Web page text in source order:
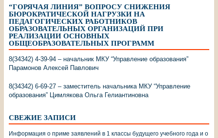
“ГОРЯЧАЯ ЛИНИЯ” ВОПРОСУ СНИЖЕНИЯ
БЮРОКРАТИЧЕСКОЙ НАГРУЗКИ НА
ПЕДАГОГИЧЕСКИХ РАБОТНИКОВ
ОБРАЗОВАТЕЛЬНЫХ ОРГАНИЗАЦИЙ ПРИ
РЕАЛИЗАЦИИ ОСНОВНЫХ
ОБЩЕОБРАЗОВАТЕЛЬНЫХ ПРОГРАММ
8(34342) 4-39-94 – начальник МКУ “Управление образования”
Парамонов Алексей Павлович
8(34342) 6-69-27 – заместитель начальника МКУ “Управление
образования” Цимлякова Ольга Гелиантиновна
СВЕЖИЕ ЗАПИСИ
Информация о приме заявлений в 1 классы будущего учебного года и о